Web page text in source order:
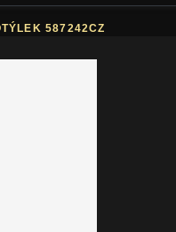
587242CZ